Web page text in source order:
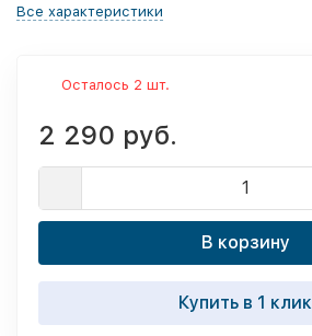
Все характеристики
Осталось 2 шт.
2 290 руб.
В корзину
Купить в 1 клик